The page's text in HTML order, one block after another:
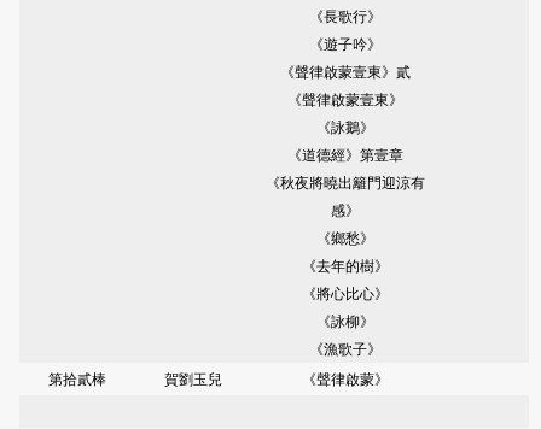
《長歌行》
《遊子吟》
《聲律啟蒙壹東》貳
《聲律啟蒙壹東》
《詠鵝》
《道德經》第壹章
《秋夜將曉出籬門迎涼有
感》
《鄉愁》
《去年的樹》
《將心比心》
《詠柳》
《漁歌子》
第拾貳棒
賀劉玉兒 《聲律啟蒙》